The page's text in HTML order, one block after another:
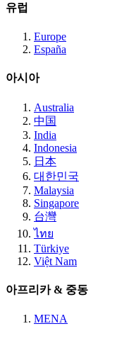
유럽
Europe
España
아시아
Australia
中国
India
Indonesia
日本
대한민국
Malaysia
Singapore
台灣
ไทย
Türkiye
Việt Nam
아프리카 & 중동
MENA